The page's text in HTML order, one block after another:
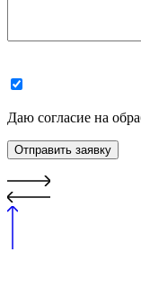
Даю согласие на
Отправить заявку